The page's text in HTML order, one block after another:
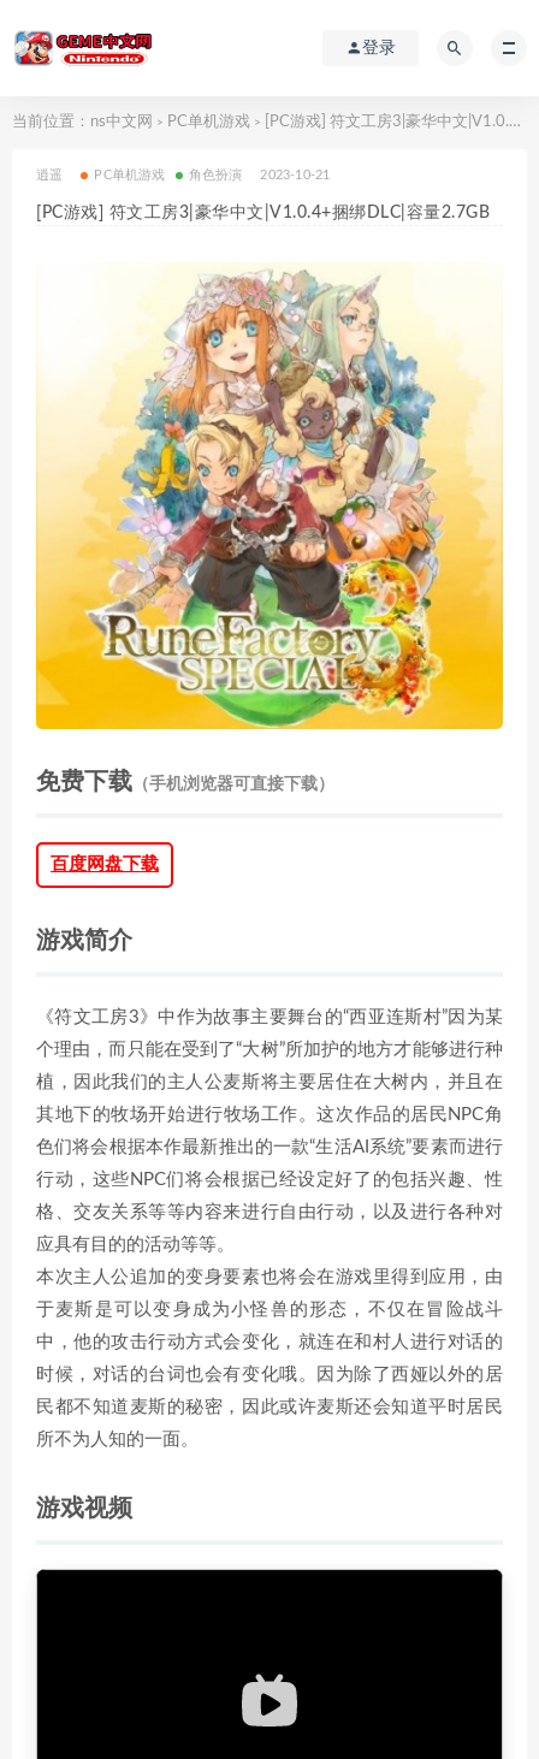
登录
当前位置： ns中文网 > PC单机游戏 > [PC游戏] 符文工房3|豪华中文|V1.0.4+捆绑DLC|容量2.7GB
逍遥 PC单机游戏 角色扮演 2023-10-21
[PC游戏] 符文工房3|豪华中文|V1.0.4+捆绑DLC|容量2.7GB
免费下载 （手机浏览器可直接下载）
百度网盘下载
游戏简介
《符文工房3》中作为故事主要舞台的“西亚连斯村”因为某
个理由，而只能在受到了“大树”所加护的地方才能够进行种
植，因此我们的主人公麦斯将主要居住在大树内，并且在
其地下的牧场开始进行牧场工作。这次作品的居民NPC角
色们将会根据本作最新推出的一款“生活AI系统”要素而进行
行动，这些NPC们将会根据已经设定好了的包括兴趣、性
格、交友关系等等内容来进行自由行动，以及进行各种对
应具有目的的活动等等。
本次主人公追加的变身要素也将会在游戏里得到应用，由
于麦斯是可以变身成为小怪兽的形态，不仅在冒险战斗
中，他的攻击行动方式会变化，就连在和村人进行对话的
时候，对话的台词也会有变化哦。因为除了西娅以外的居
民都不知道麦斯的秘密，因此或许麦斯还会知道平时居民
所不为人知的一面。
游戏视频